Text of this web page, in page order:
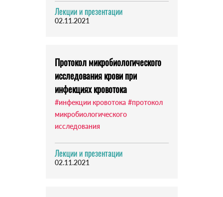
Лекции и презентации
02.11.2021
Протокол микробиологического
исследования крови при
инфекциях кровотока
#инфекции кровотока #протокол
микробиологического
исследования
Лекции и презентации
02.11.2021